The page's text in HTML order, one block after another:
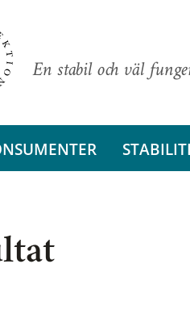
En stabil och väl